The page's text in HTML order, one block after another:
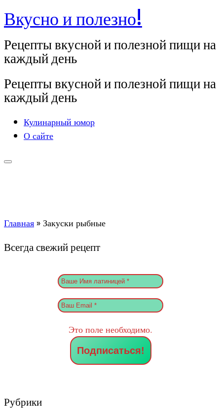
Перейти
содержимому
Вкусно и полезно!
Рецепты вкусной и полезной пищи на
каждый день
Рецепты вкусной и полезной пищи на
каждый день
Кулинарный юмор
О сайте
Главная»Закуски рыбные
Всегда свежий рецепт
Это поле необходимо.
Рубрики